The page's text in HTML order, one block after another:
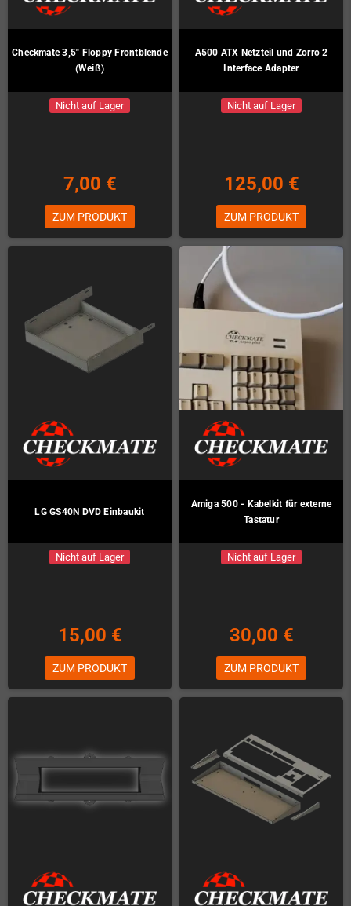
Checkmate 3,5" Floppy Frontblende
(Weiß)
Nicht auf Lager
7,00 €
ZUM PRODUKT
A500 ATX Netzteil und Zorro 2
Interface Adapter
Nicht auf Lager
125,00 €
ZUM PRODUKT
LG GS40N DVD Einbaukit
Nicht auf Lager
15,00 €
ZUM PRODUKT
Amiga 500 - Kabelkit für externe
Tastatur
Nicht auf Lager
30,00 €
ZUM PRODUKT